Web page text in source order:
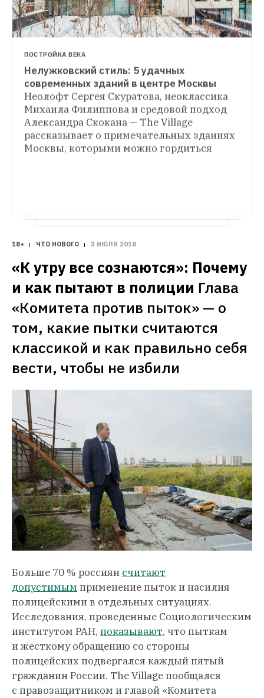
ИТОГИ ГОДА 2017
Лучшая архитектура 2017 годаThe Village
попросил российских архитекторов
рассказать о примечательных зданиях,
построенных в этом году
ПОСТРОЙКА ВЕКА
20 лет Остоженке: Нужна ли Москве
The Village публикует съёмку квартала
с современной архитектурой, который
сформировался между Остоженкой
и Пречистенской набережной, и говорит
ПОСТРОЙКА ВЕКА
Нелужковский стиль: 5 удачных
современных зданий в центре Москвы
Неолофт Сергея Скуратова, неоклассика
Михаила Филиппова и средовой подход
Александра Скокана — The Village
рассказывает о примечательных зданиях
Москвы, которыми можно гордиться
18+ ЧТО НОВОГО 3 ИЮЛЯ 2018
«К утру все сознаются»: Почему
и как пытают в полиции Глава
«Комитета против пыток» — о
том, какие пытки считаются
классикой и как правильно себя
вести, чтобы не избили
Больше 70 % россиян считают
допустимым применение пыток и насилия
полицейскими в отдельных ситуациях.
Исследования, проведенные Социологическим
институтом РАН, показывают, что пыткам
и жесткому обращению со стороны
полицейских подвергался каждый пятый
гражданин России. The Village пообщался
с правозащитником и главой «Комитета